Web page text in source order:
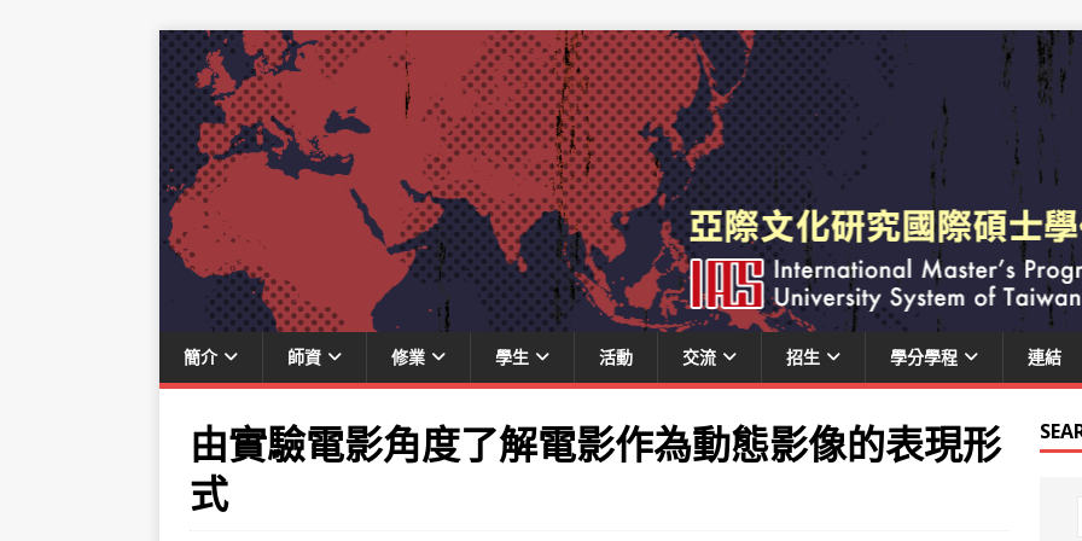
簡介 師資 修業 學生 活動 交流 招生 學分學程 連結
由實驗電影角度了解電影作為動態影像的表現形
式